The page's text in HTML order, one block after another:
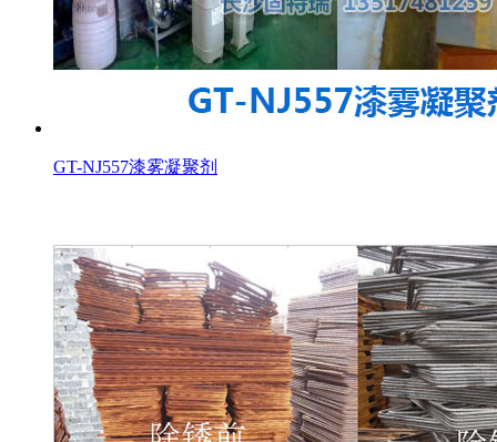
GT-NJ557漆雾凝聚剂